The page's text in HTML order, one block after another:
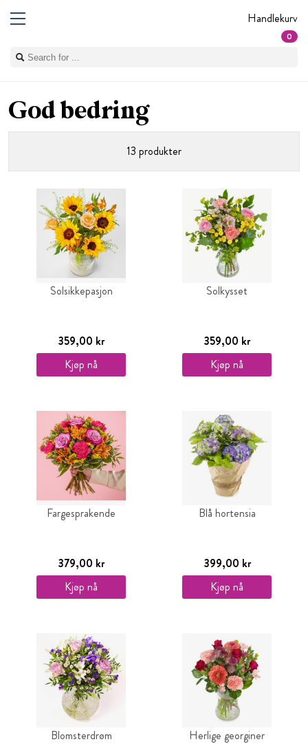
Handlekurv
0
God bedring
13 produkter
Solsikkepasjon
359,00 kr
Kjøp nå
Solkysset
359,00 kr
Kjøp nå
Fargesprakende
379,00 kr
Kjøp nå
Blå hortensia
399,00 kr
Kjøp nå
Blomsterdrøm Herlige georginer